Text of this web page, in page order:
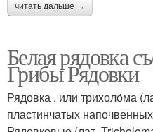
читать дальше →
Белая рядовка
Грибы Рядовки
Рядовка , или трихоло́ма
пластинчатых